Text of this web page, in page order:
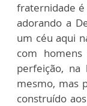
fraternidade
adorando a
um céu aqui
com
perfeição,
mesmo, mas
construído